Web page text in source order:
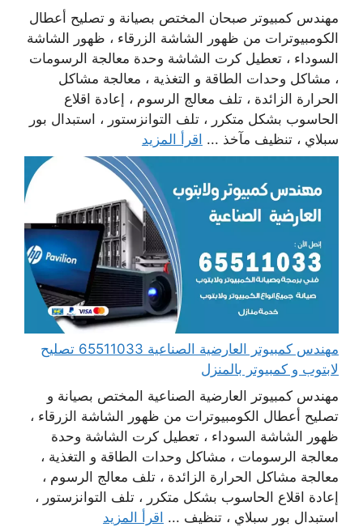
مهندس كمبيوتر صبحان المختص بصيانة و تصليح أعطال
الكومبيوترات من ظهور الشاشة الزرقاء ، ظهور الشاشة
السوداء ، تعطيل كرت الشاشة وحدة معالجة الرسومات
، مشاكل وحدات الطاقة و التغذية ، معالجة مشاكل
الحرارة الزائدة ، تلف معالج الرسوم ، إعادة اقلاع
الحاسوب بشكل متكرر ، تلف التوانزستور ، استبدال بور
سبلاي ، تنظيف مآخذ ... اقرأ المزيد
مهندس كمبيوتر العارضية الصناعية 65511033 تصليح
لابتوب و كمبيوتر بالمنزل
مهندس كمبيوتر العارضية الصناعية المختص بصيانة و
تصليح أعطال الكومبيوترات من ظهور الشاشة الزرقاء ،
ظهور الشاشة السوداء ، تعطيل كرت الشاشة وحدة
معالجة الرسومات ، مشاكل وحدات الطاقة و التغذية ،
معالجة مشاكل الحرارة الزائدة ، تلف معالج الرسوم ،
إعادة اقلاع الحاسوب بشكل متكرر ، تلف التوانزستور ،
استبدال بور سبلاي ، تنظيف ... اقرأ المزيد